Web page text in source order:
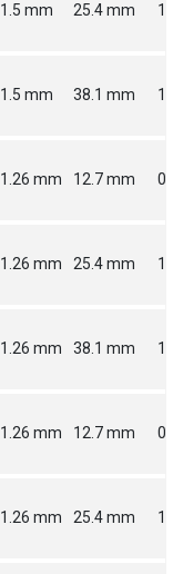
1.5 mm 25.4 mm 1
1.5 mm 38.1 mm
1.26 mm 12.7 mm
1.26 mm 25.4 mm 1
1.26 mm 38.1 mm
1.26 mm 12.7 mm
1.26 mm 25.4 mm 1